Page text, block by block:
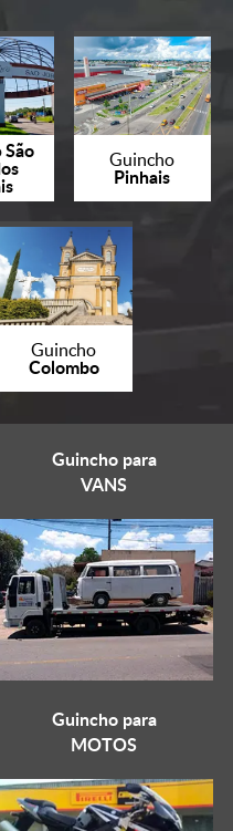
São Guincho
Pinhais
Guincho
Colombo
Guincho para
VANS
Guincho para
MOTOS